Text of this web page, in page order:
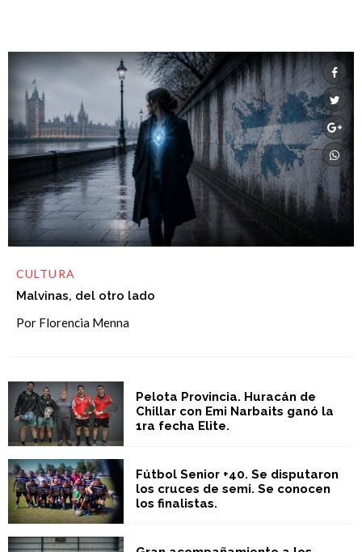
CULTURA
Malvinas, del otro lado
Por Florencia Menna
Pelota Provincia. Huracán de
Chillar con Emi Narbaits ganó la
1ra fecha Elite.
Fútbol Senior +40. Se disputaron
los cruces de semi. Se conocen
los finalistas.